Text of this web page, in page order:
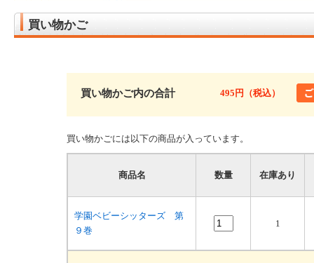
買い物かご
買い物かご内の合計 495円（税込）
買い物かごには以下の商品が入っています。
商品名 数量 在庫あり
学園ベビーシッターズ 第
９巻
1